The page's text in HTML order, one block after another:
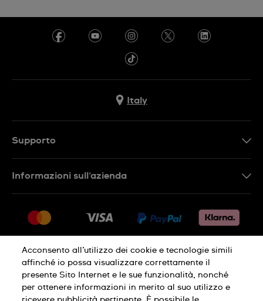
Italy
Supporto
Restituzione
Condizioni di vendita
Diritto di recesso
Informazioni sull'azienda
Lavora con noi
Informativa sulla privacy Cookies
Acconsento all’utilizzo dei cookie e tecnologie simili
affinché io possa visualizzare correttamente il
presente Sito Internet e le sue funzionalità, nonché
per ottenere informazioni in merito al suo utilizzo e